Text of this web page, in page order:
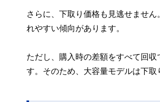
さらに、下取り価格も見逃せませ
れやすい傾向があります。
ただし、購入時の差額をすべて回
す。そのため、大容量モデルは下